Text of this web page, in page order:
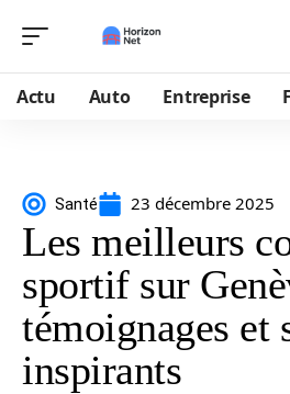
Actu Auto Entreprise
Santé 23 décembre 2025
Les meilleurs
sportif sur
témoignages et
inspirants